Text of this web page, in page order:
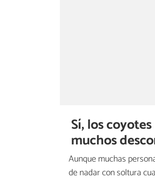
Sí, los
muchos
Aunque muchas
de nadar con soltura